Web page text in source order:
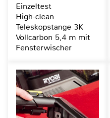
Einzeltest
High-clean
Teleskopstange 3K
Vollcarbon 5,4 m mit
Fensterwischer